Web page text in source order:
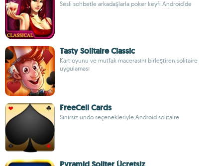
Sesli sohbetle arkadaşlarla poker keyfi Android'de
Tasty Solitaire Classic
Kart oyunu ve mutfak macerasını birleştiren solitaire
uygulaması
FreeCell Cards
Sınırsız undo seçenekleriyle Android solitaire